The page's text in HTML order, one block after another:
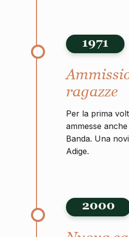
1971
ragazze
Per la prima
ammesse
Banda. Una
Adige.
2000